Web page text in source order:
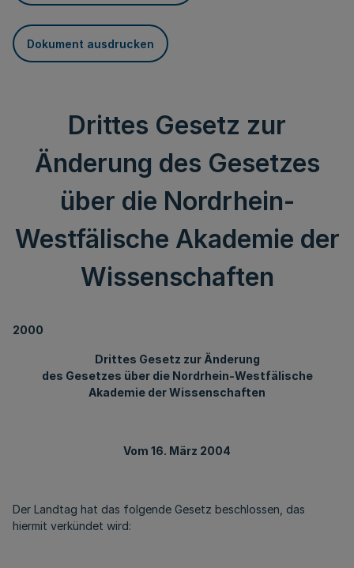
Dokument ausdrucken
Drittes Gesetz zur
Änderung des Gesetzes
über die Nordrhein-
Westfälische Akademie der
Wissenschaften
2000
Drittes Gesetz zur Änderung
des Gesetzes über die Nordrhein-Westfälische
Akademie der Wissenschaften
Vom 16. März 2004
Der Landtag hat das folgende Gesetz beschlossen, das
hiermit verkündet wird: